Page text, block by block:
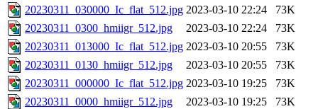
20230311_030000_Ic_flat_512.jpg 2023-03-10 22:24
73K
20230311_0300_hmiigr_512.jpg
2023-03-10 22:24
73K
20230311_013000_Ic_flat_512.jpg 2023-03-10 20:55
73K
20230311_0130_hmiigr_512.jpg
2023-03-10 20:55
73K
20230311_000000_Ic_flat_512.jpg 2023-03-10 19:25
73K
20230311_0000_hmiigr_512.jpg
2023-03-10 19:25
73K